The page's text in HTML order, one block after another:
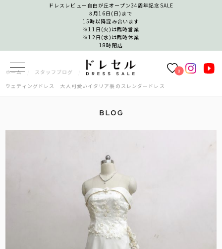
ドレスレビュー自由が丘オープン34周年記念SALE
8月16日(日)まで
15時以降混み合います
※11日(火)は臨時営業
※12日(水)は臨時休業
18時閉店
0
ホーム
スタッフブログ
ウェディングドレス 大人可愛いイタリア製のスレンダードレス